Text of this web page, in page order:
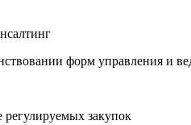
форм управления и
регулируемых закупок